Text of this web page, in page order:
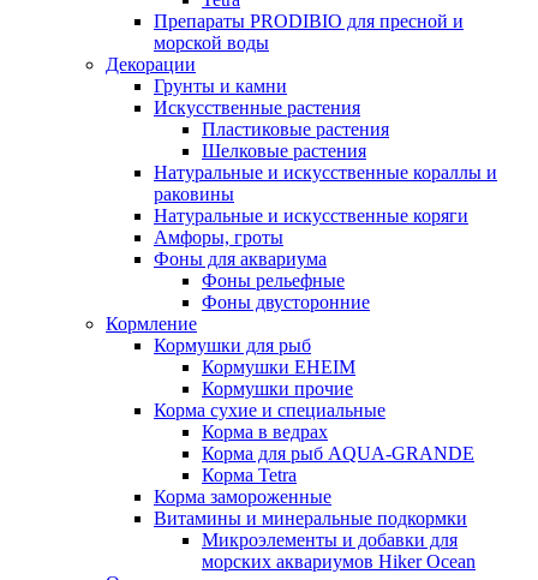
Препараты PRODIBIO для пресной и
морской воды
Декорации
Грунты и камни
Искусственные растения
Пластиковые растения
Шелковые растения
Натуральные и искусственные кораллы и
раковины
Натуральные и искусственные коряги
Амфоры, гроты
Фоны для аквариума
Фоны рельефные
Фоны двусторонние
Кормление
Кормушки для рыб
Кормушки EHEIM
Кормушки прочие
Корма сухие и специальные
Корма в ведрах
Корма для рыб AQUA-GRANDE
Корма Tetra
Корма замороженные
Витамины и минеральные подкормки
Микроэлементы и добавки для
морских аквариумов Hiker Ocean